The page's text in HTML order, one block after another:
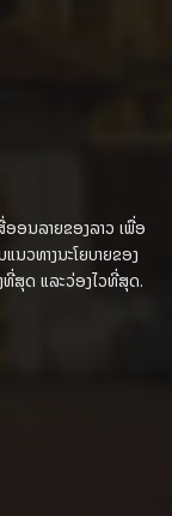
ອອນລາຍຂອງລາວ ເພື່ອ
ວທາງນະໂຍບາຍຂອງ
ສຸດ ແລະວ່ອງໄວທີ່ສຸດ.